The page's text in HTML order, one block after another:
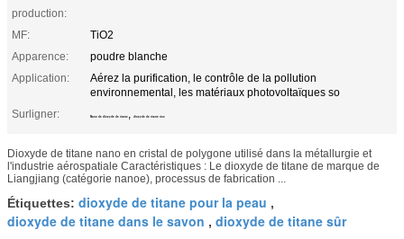
production:
MF:
TiO2
Apparence:
poudre blanche
Application:
Aérez la purification, le contrôle de la pollution
environnemental, les matériaux photovoltaïques so
Surligner:
Nano de dioxyde de titane , dioxyde de titane tio2
Dioxyde de titane nano en cristal de polygone utilisé dans la métallurgie et
l'industrie aérospatiale Caractéristiques : Le dioxyde de titane de marque de
Liangjiang (catégorie nanoe), processus de fabrication ...
Étiquettes: dioxyde de titane pour la peau ,
dioxyde de titane dans le savon , dioxyde de titane sûr